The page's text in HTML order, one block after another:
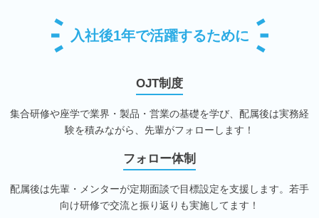
入社後1年で活躍するために
OJT制度
集合研修や座学で業界・製品・営業の基礎を学び、配属後は実務経
験を積みながら、先輩がフォローします！
フォロー体制
配属後は先輩・メンターが定期面談で目標設定を支援します。若手
向け研修で交流と振り返りも実施してます！